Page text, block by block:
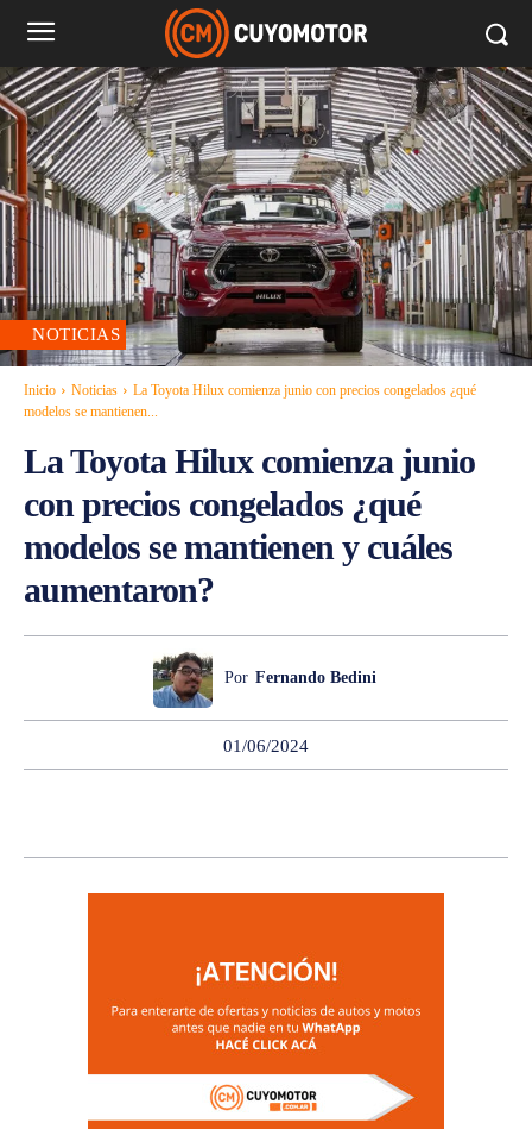
NOTICIAS
Inicio Noticias
La Toyota Hilux comienza junio con precios congelados ¿qué
modelos se mantienen...
La Toyota Hilux comienza junio
con precios congelados ¿qué
modelos se mantienen y cuáles
aumentaron?
Por Fernando Bedini
01/06/2024